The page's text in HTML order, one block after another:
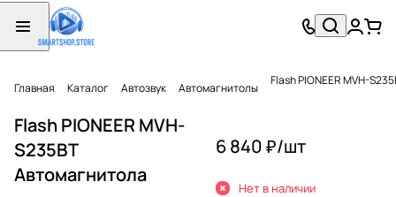
Главная Каталог Автозвук Автомагнитолы Flash PIONEER MVH-
Flash PIONEER MVH-
S235BT
Автомагнитола
6 840 ₽/шт
Нет в наличии